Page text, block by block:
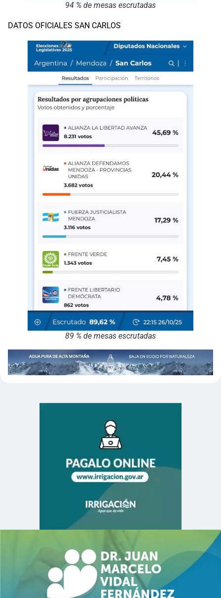
94 % de mesas escrutadas
DATOS OFICIALES SAN CARLOS
89 % de mesas escrutadas